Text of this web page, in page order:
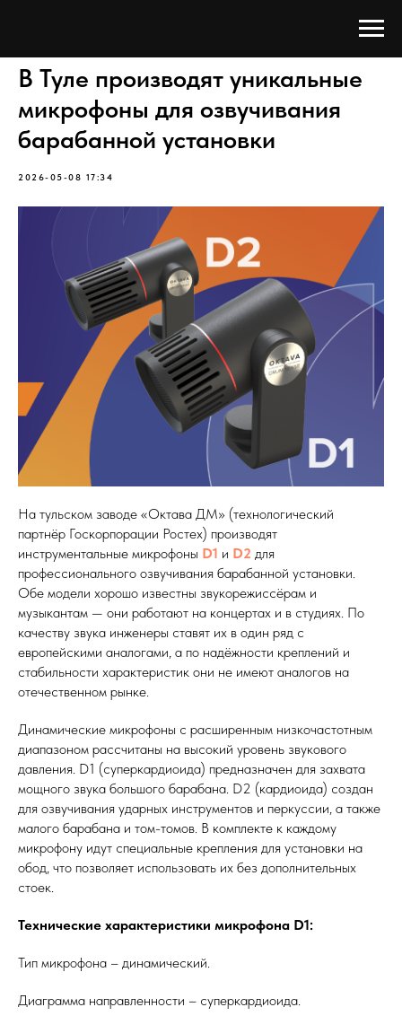
В Туле производят уникальные
микрофоны для озвучивания
барабанной установки
2026-05-08 17:34
На тульском заводе «Октава ДМ» (технологический
партнёр Госкорпорации Ростех) производят
инструментальные микрофоны D1 и D2 для
профессионального озвучивания барабанной установки.
Обе модели хорошо известны звукорежиссёрам и
музыкантам — они работают на концертах и в студиях. По
качеству звука инженеры ставят их в один ряд с
европейскими аналогами, а по надёжности креплений и
стабильности характеристик они не имеют аналогов на
отечественном рынке.
Динамические микрофоны с расширенным низкочастотным
диапазоном рассчитаны на высокий уровень звукового
давления. D1 (суперкардиоида) предназначен для захвата
мощного звука большого барабана. D2 (кардиоида) создан
для озвучивания ударных инструментов и перкуссии, а также
малого барабана и том-томов. В комплекте к каждому
микрофону идут специальные крепления для установки на
обод, что позволяет использовать их без дополнительных
стоек.
Технические характеристики микрофона D1:
Тип микрофона – динамический.
Диаграмма направленности – суперкардиоида.